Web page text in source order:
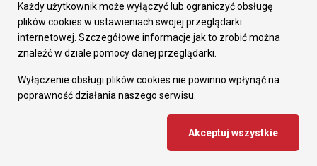
Pozostałe
Deklaracja dostępności
Dane osobowe
Dodaj opinię o witrynie
Projekt i wdrożenie - MIGOMEDIA
Każdy użytkownik może wyłączyć lub ograniczyć obsługę
plików cookies w ustawieniach swojej przeglądarki
internetowej. Szczegółowe informacje jak to zrobić można
znaleźć w dziale pomocy danej przeglądarki.
Wyłączenie obsługi plików cookies nie powinno wpłynąć na
poprawność działania naszego serwisu.
Akceptuj wszystkie